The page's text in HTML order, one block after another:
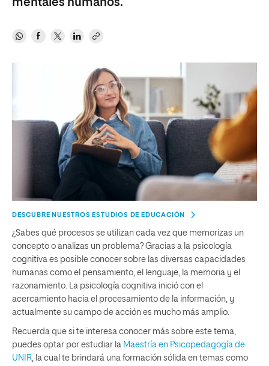
mentales humanos.
DESCUBRE NUESTROS ESTUDIOS DE EDUCACIÓN
¿Sabes qué procesos se utilizan cada vez que memorizas un
concepto o analizas un problema? Gracias a la psicología
cognitiva es posible conocer sobre las diversas capacidades
humanas como el pensamiento, el lenguaje, la memoria y el
razonamiento. La psicología cognitiva inició con el
acercamiento hacia el procesamiento de la información, y
actualmente su campo de acción es mucho más amplio.
Recuerda que si te interesa conocer más sobre este tema,
puedes optar por estudiar la Maestría en Psicopedagogía de
UNIR , la cual te brindará una formación sólida en temas como